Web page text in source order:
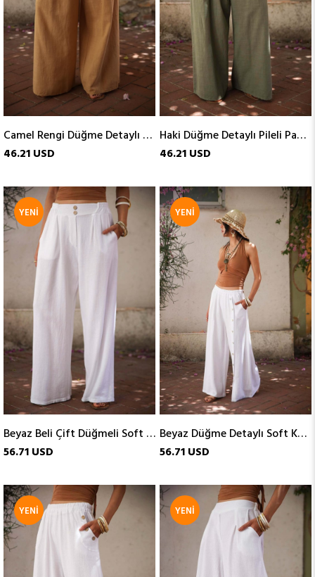
Camel Rengi Düğme Detaylı Pileli Pantolon
46.21 USD
Haki Düğme Detaylı Pileli Pantolon
46.21 USD
Beyaz Beli Çift Düğmeli Soft Keten Pantolon
56.71 USD
YENI
ÜRÜN
Beyaz Düğme Detaylı Soft Keten Pantolon
56.71 USD
YENI
ÜRÜN
YENI
ÜRÜN
YENI